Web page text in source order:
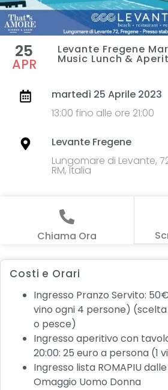
25
APR
Levante Fregene
Music Lunch &
martedì 25 Aprile 2023
13:00 fino alle ore 21:00
Levante Fregene
Lungomare di Levante,
RM, Italia
Chiama Ora
Costi e Orari
Ingresso Pranzo Servito:
vino ogni 4 persone)
o pesce)
Ingresso aperitivo con
20:00: 25 euro a persona (1
Ingresso lista ROMAPIU
Omaggio Uomo Donna